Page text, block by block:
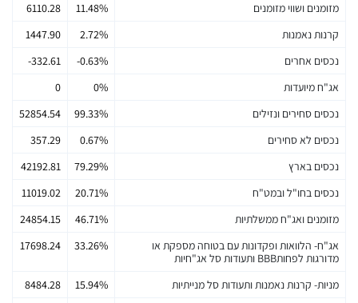
מזומנים ושווי מזומנים
11.48%
6110.28
קרנות נאמנות
2.72%
1447.90
נכסים אחרים
-0.63%
-332.61
אג"ח מיועדות
0%
0
נכסים סחירים ונזילים
99.33%
52854.54
נכסים לא סחירים
0.67%
357.29
נכסים בארץ
79.29%
42192.81
נכסים בחו"ל ובמט"ח
20.71%
11019.02
מזומנים ואג"ח ממשלתיות
46.71%
24854.15
אג"ח- הלוואות ופקדונות עם בטוחה מספקת או
מדורגות לפחותBBB ותעודות סל אג"חיות
33.26%
17698.24
מניות- קרנות נאמנות ותעודות סל מנייתיות 15.94%
8484.28